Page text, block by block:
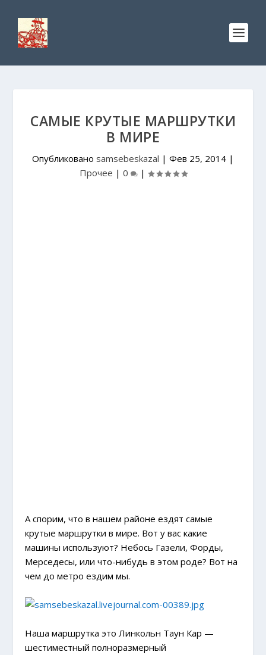
САМЫЕ КРУТЫЕ МАРШРУТКИ
В МИРЕ
Опубликовано samsebeskazal | Фев 25, 2014 |
Прочее | 0 |
А спорим, что в нашем районе ездят самые
крутые маршрутки в мире. Вот у вас какие
машины используют? Небось Газели, Форды,
Мерседесы, или что-нибудь в этом роде? Вот на
чем до метро ездим мы.
Наша маршрутка это Линкольн Таун Кар —
шестиместный полноразмерный